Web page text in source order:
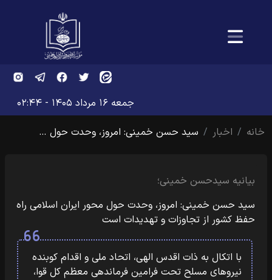
جمعه ۱۶ مرداد ۱۴۰۵ - ۰۲:۴۴
خانه
اخبار سید حسن خمینی: امروز، وحدت حول …
بیانیه سیدحسن خمینی؛
سید حسن خمینی: امروز، وحدت حول محور ایران اسلامی راه
حفظ کشور از تجاوزات و تهدیدات است
با اتکال به ذات اقدس الهی، اتحاد ملی و اقدام کوبنده
نیروهای مسلح تحت فرامین فرماندهی معظم کل قوا،